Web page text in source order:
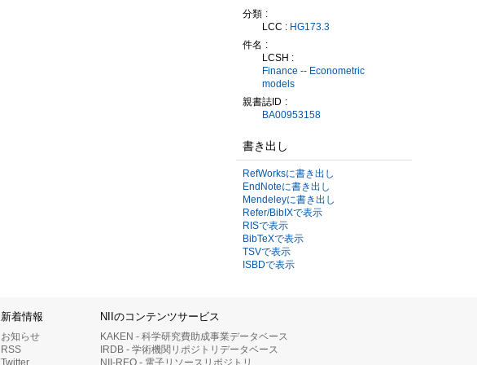
分類
LCC : HG173.3
件名
LCSH :
Finance -- Econometric
models
親書誌ID
BA00953158
書き出し
RefWorksに書き出し
EndNoteに書き出し
Mendeleyに書き出し
Refer/BibIXで表示
RISで表示
BibTeXで表示
TSVで表示
ISBDで表示
新着情報
お知らせ
RSS
Twitter
NIIのコンテンツサービス
KAKEN - 科学研究費助成事業データベース
IRDB - 学術機関リポジトリデータベース
NII-REO - 電子リソースリポジトリ